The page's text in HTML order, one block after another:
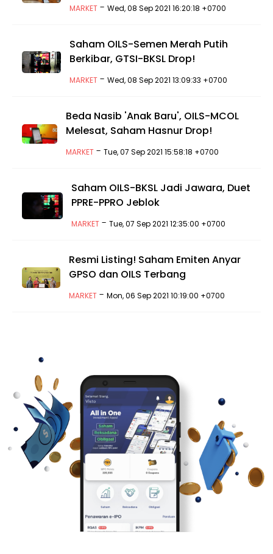
MARKET -Wed, 08 Sep 2021 16:20:18 +0700
Saham OILS-Semen Merah Putih
Berkibar, GTSI-BKSL Drop!
MARKET- Wed, 08 Sep 2021 13:09:33 +0700
Beda Nasib 'Anak Baru', OILS-MCOL
Melesat, Saham Hasnur Drop!
MARKET- Tue, 07 Sep 2021 15:58:18 +0700
Saham OILS-BKSL Jadi Jawara, Duet
PPRE-PPRO Jeblok
MARKET- Tue, 07 Sep 2021 12:35:00 +0700
Resmi Listing! Saham Emiten Anyar
GPSO dan OILS Terbang
MARKET- Mon, 06 Sep 2021 10:19:00 +0700